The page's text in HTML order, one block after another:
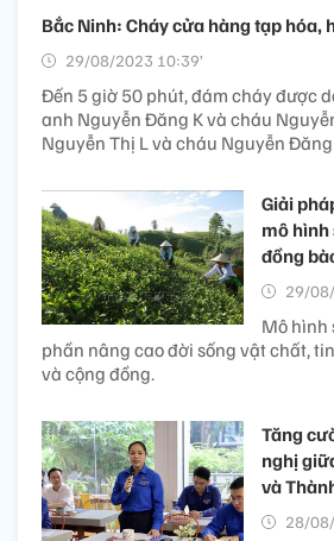
Bắc Ninh: Cháy cửa hàng tạp hóa,
29/08/2023 10:39’
Đến 5 giờ 50 phút, đám cháy được
anh Nguyễn Đăng K và cháu
Nguyễn Thị L và cháu Nguyễn
Giải
mô
đồng
29/
Mô hình
phần nâng cao đời sống vật chất,
và cộng đồng.
Tăng
nghị
và
28/